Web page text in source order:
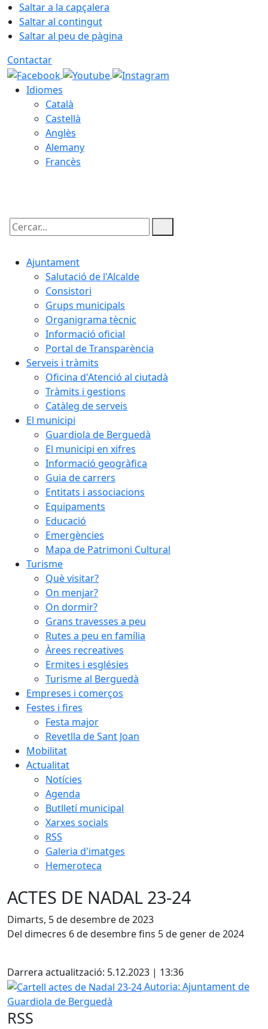
Saltar a la capçalera
Saltar al contingut
Saltar al peu de pàgina
Contactar
Idiomes
Català
Castellà
Anglès
Alemany
Francès
Cercar:
Ajuntament
Salutació de l'Alcalde
Consistori
Grups municipals
Organigrama tècnic
Informació oficial
Portal de Transparència
Serveis i tràmits
Oficina d'Atenció al ciutadà
Tràmits i gestions
Catàleg de serveis
El municipi
Guardiola de Berguedà
El municipi en xifres
Informació geogràfica
Guia de carrers
Entitats i associacions
Equipaments
Educació
Emergències
Mapa de Patrimoni Cultural
Turisme
Què visitar?
On menjar?
On dormir?
Grans travesses a peu
Rutes a peu en família
Àrees recreatives
Ermites i esglésies
Turisme al Berguedà
Empreses i comerços
Festes i fires
Festa major
Revetlla de Sant Joan
Mobilitat
Actualitat
Notícies
Agenda
Butlletí municipal
Xarxes socials
RSS
Galeria d'imatges
Hemeroteca
ACTES DE NADAL 23-24
Dimarts, 5 de desembre de 2023
Del dimecres 6 de desembre fins 5 de gener de 2024
Darrera actualització: 5.12.2023 | 13:36
Cartell actes de Nadal 23-24
Autoria: Ajuntament de
Guardiola de Berguedà
RSS